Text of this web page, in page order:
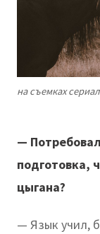
на съемках
—
подготовка,
цыгана?
— Язык учил,